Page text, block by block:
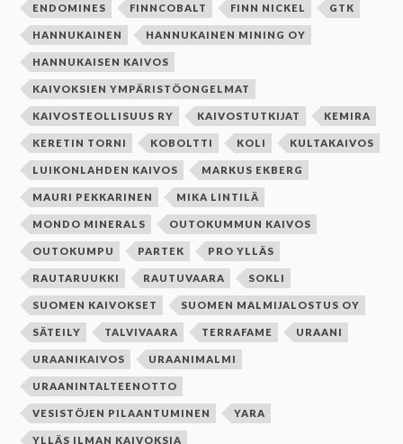
ENDOMINES FINNCOBALT FINN NICKEL GTK
HANNUKAINEN HANNUKAINEN MINING OY
HANNUKAISEN KAIVOS
KAIVOKSIEN YMPÄRISTÖONGELMAT
KAIVOSTEOLLISUUS RY KAIVOSTUTKIJAT KEMIRA
KERETIN TORNI KOBOLTTI KOLI KULTAKAIVOS
LUIKONLAHDEN KAIVOS MARKUS EKBERG
MAURI PEKKARINEN MIKA LINTILÄ
MONDO MINERALS OUTOKUMMUN KAIVOS
OUTOKUMPU PARTEK PRO YLLÄS
RAUTARUUKKI RAUTUVAARA SOKLI
SUOMEN KAIVOKSET SUOMEN MALMIJALOSTUS OY
SÄTEILY TALVIVAARA TERRAFAME URAANI
URAANIKAIVOS URAANIMALMI
URAANINTALTEENOTTO
VESISTÖJEN PILAANTUMINEN YARA
YLLÄS ILMAN KAIVOKSIA